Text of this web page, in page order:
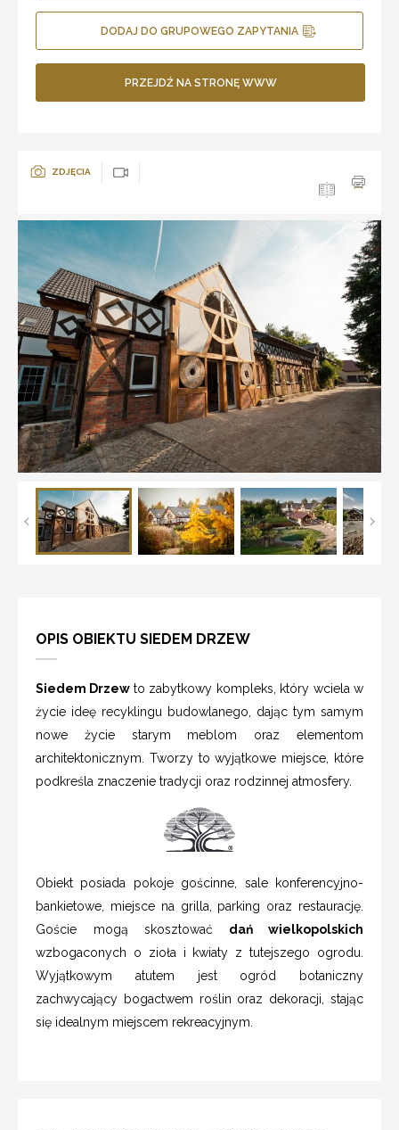
DODAJ DO GRUPOWEGO ZAPYTANIA
PRZEJDŹ NA STRONĘ WWW
ZDJĘCIA
OPIS OBIEKTU SIEDEM DRZEW
Siedem Drzew to zabytkowy kompleks, który wciela w
życie ideę recyklingu budowlanego, dając tym samym
nowe życie starym meblom oraz elementom
architektonicznym. Tworzy to wyjątkowe miejsce, które
podkreśla znaczenie tradycji oraz rodzinnej atmosfery.
Obiekt posiada pokoje gościnne, sale konferencyjno-
bankietowe, miejsce na grilla, parking oraz restaurację.
Goście mogą skosztować dań wielkopolskich
wzbogaconych o zioła i kwiaty z tutejszego ogrodu.
Wyjątkowym atutem jest ogród botaniczny
zachwycający bogactwem roślin oraz dekoracji, stając
się idealnym miejscem rekreacyjnym.